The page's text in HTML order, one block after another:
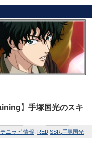
】手塚国光のスキ
テニラビ 情報 RED SSR 手塚国光